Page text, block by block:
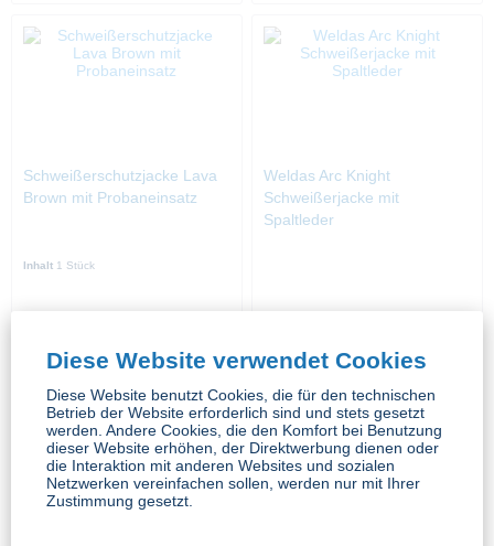
Schweißerschutzjacke Lava
Brown mit Probaneinsatz
Inhalt 1 Stück
Weldas Arc Knight
Schweißerjacke mit
Spaltleder
Diese Website verwendet Cookies
Diese Website benutzt Cookies, die für den technischen
Betrieb der Website erforderlich sind und stets gesetzt
werden. Andere Cookies, die den Komfort bei Benutzung
dieser Website erhöhen, der Direktwerbung dienen oder
die Interaktion mit anderen Websites und sozialen
Netzwerken vereinfachen sollen, werden nur mit Ihrer
Zustimmung gesetzt.